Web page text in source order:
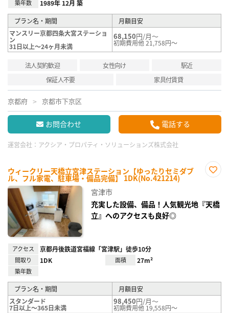
築年数 1989年 12月 築
プラン名・期間
月額目安
マンスリー京都四条大宮ステーショ
ン
31日以上～24ヶ月未満
68,150円/月～
初期費用他 21,758円～
法人契約歓迎 女性向け
駅近
保証人不要
家具付賃貸
京都府 京都市下京区
お問合わせ 電話する
運営会社： アクシア・プロパティ・ソリューションズ株式会社
ウィークリー天橋立宮津ステーション【ゆったりセミダブ
ル、フル家電、駐車場・備品完備】 1DK(No.421214)
録
宮津市
充実した設備、備品！人気観光地『天橋
立』へのアクセスも良好◎
アクセス 京都丹後鉄道宮福線「宮津駅」徒歩10分
間取り 1DK 面積 27m²
築年数
プラン名・期間
月額目安
スタンダード
7日以上～365日未満
98,450円/月～
初期費用他 19,558円～